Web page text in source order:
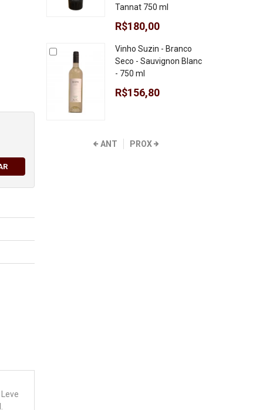
Tannat 750 ml
R$180,00
Vinho Suzin - Branco
Seco - Sauvignon Blanc
- 750 ml
R$156,80
ANT PROX